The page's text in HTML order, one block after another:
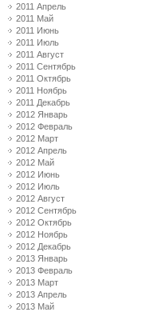
2011 Апрель
2011 Май
2011 Июнь
2011 Июль
2011 Август
2011 Сентябрь
2011 Октябрь
2011 Ноябрь
2011 Декабрь
2012 Январь
2012 Февраль
2012 Март
2012 Апрель
2012 Май
2012 Июнь
2012 Июль
2012 Август
2012 Сентябрь
2012 Октябрь
2012 Ноябрь
2012 Декабрь
2013 Январь
2013 Февраль
2013 Март
2013 Апрель
2013 Май